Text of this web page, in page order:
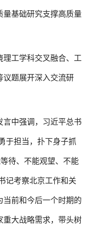
基础研究支撑高质量
理工学科交叉融合、工
议题展开深入交流研
言中强调，习近平总书
于担当，扑下身子抓
待、不能观望、不能
记考察北京工作和关
前和今后一个时期的
重大战略需求，带头树